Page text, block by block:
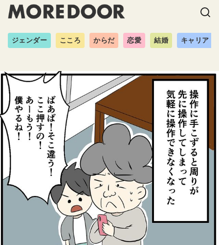
ジェンダー こころ からだ 恋愛 結婚 キャリア